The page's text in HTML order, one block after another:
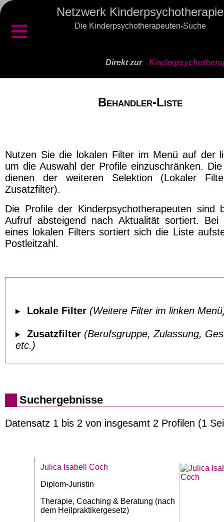
Netzwerk Kinderpsychotherapie
Die Kinderpsychotherapeuten-Suche
≡
Direkt zur
Behandler-Liste
Nutzen Sie die lokalen Filter im Menü auf der
um die Auswahl der Profile einzuschränken.
dienen der weiteren Selektion (Lokaler
Zusatzfilter).
Die Profile der Kinderpsychotherapeuten sind
Aufruf absteigend nach Aktualität sortiert. Bei
eines lokalen Filters sortiert sich die Liste
Postleitzahl.
Lokale Filter (Weitere Filter im linken
Zusatzfilter (Berufsgruppe, Zulassung,
etc.)
Suchergebnisse
Datensatz 1 bis 2 von insgesamt 2 Profilen (1
Julica Isabell Coch
Diplom-Juristin
Therapie, Coaching & Beratung (nach
dem Heilpraktikergesetz)